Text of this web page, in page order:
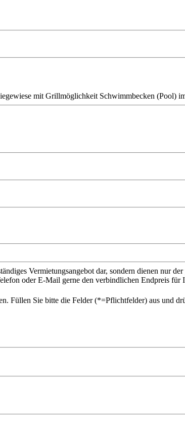
mit Grillmöglichkeit Schwimmbecken (Pool)
Vermietungsangebot dar, sondern dienen nur
oder E-Mail gerne den verbindlichen Endpreis für
Füllen Sie bitte die Felder (*=Pflichtfelder) aus und